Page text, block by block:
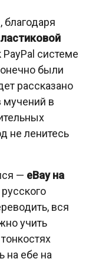
благодаря
системе
были
рассказано
мучений в
не ленитесь
— eBay на
вся
учить
на ебе на